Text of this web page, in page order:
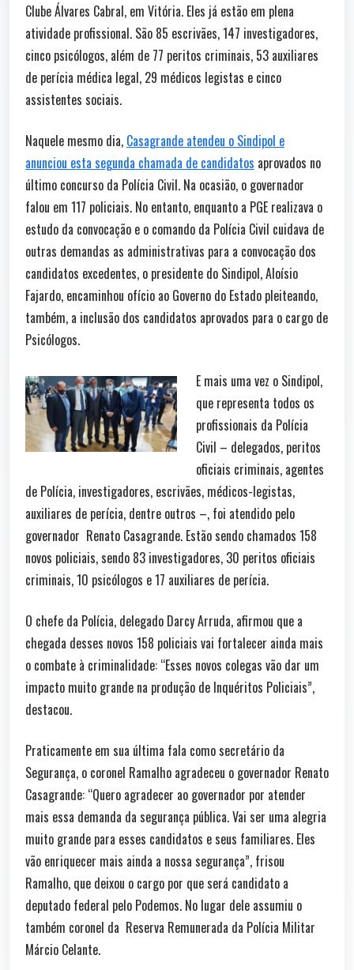
Clube Álvares Cabral, em Vitória. Eles já estão em plena
atividade profissional. São 85 escrivães, 147 investigadores,
cinco psicólogos, além de 77 peritos criminais, 53 auxiliares
de perícia médica legal, 29 médicos legistas e cinco
assistentes sociais.
Naquele mesmo dia, Casagrande atendeu o Sindipol e
anunciou esta segunda chamada de candidatos aprovados no
último concurso da Polícia Civil. Na ocasião, o governador
falou em 117 policiais. No entanto, enquanto a PGE realizava o
estudo da convocação e o comando da Polícia Civil cuidava de
outras demandas as administrativas para a convocação dos
candidatos excedentes, o presidente do Sindipol, Aloísio
Fajardo, encaminhou ofício ao Governo do Estado pleiteando,
também, a inclusão dos candidatos aprovados para o cargo de
Psicólogos.
E mais uma vez o Sindipol,
que representa todos os
profissionais da Polícia
Civil – delegados, peritos
oficiais criminais, agentes
de Polícia, investigadores, escrivães, médicos-legistas,
auxiliares de perícia, dentre outros –, foi atendido pelo
governador Renato Casagrande. Estão sendo chamados 158
novos policiais, sendo 83 investigadores, 30 peritos oficiais
criminais, 10 psicólogos e 17 auxiliares de perícia.
O chefe da Polícia, delegado Darcy Arruda, afirmou que a
chegada desses novos 158 policiais vai fortalecer ainda mais
o combate à criminalidade: “Esses novos colegas vão dar um
impacto muito grande na produção de Inquéritos Policiais”,
destacou.
Praticamente em sua última fala como secretário da
Segurança, o coronel Ramalho agradeceu o governador Renato
Casagrande: “Quero agradecer ao governador por atender
mais essa demanda da segurança pública. Vai ser uma alegria
muito grande para esses candidatos e seus familiares. Eles
vão enriquecer mais ainda a nossa segurança”, frisou
Ramalho, que deixou o cargo por que será candidato a
deputado federal pelo Podemos. No lugar dele assumiu o
também coronel da Reserva Remunerada da Polícia Militar
Márcio Celante.